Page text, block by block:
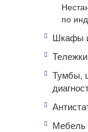
по
Шкафы
Тумбы,
Мебель